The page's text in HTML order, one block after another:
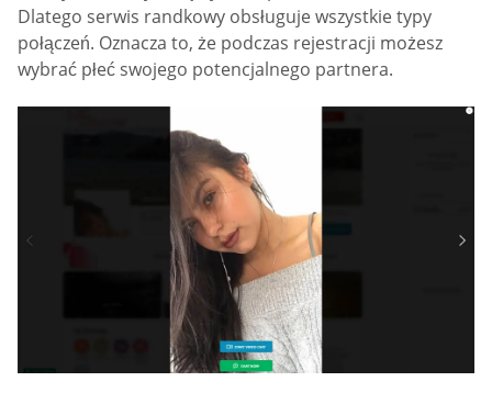
Dlatego serwis randkowy obsługuje wszystkie typy
połączeń. Oznacza to, że podczas rejestracji możesz
wybrać płeć swojego potencjalnego partnera.